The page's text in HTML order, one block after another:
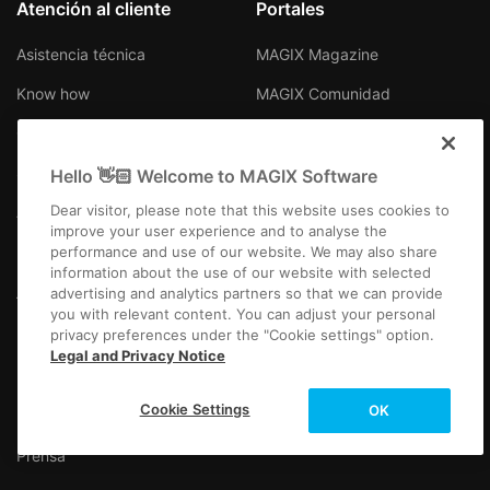
Atención al cliente
Asistencia técnica
Know how
Socios
Afiliados
Portales
MAGIX Magazine
MAGIX Comunidad
Acerca de MAGIX
Empresa
Prensa
Contacto para Soporte
Técnico
Hello 👋🏻 Welcome to MAGIX Software
Dear visitor, please note that this website uses cookies to
improve your user experience and to analyse the
performance and use of our website. We may also share
information about the use of our website with selected
advertising and analytics partners so that we can provide
you with relevant content. You can adjust your personal
privacy preferences under the "Cookie settings" option.
Legal and Privacy Notice
OK
Cookie Settings